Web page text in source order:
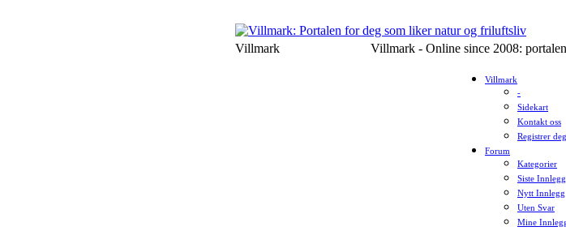
Villmark Villmark - Online since 2008:
Villmark
-
Sidekart
Kontakt oss
Registrer deg
Forum
Kategorier
Siste Innlegg
Nytt Innlegg
Uten Svar
Mine